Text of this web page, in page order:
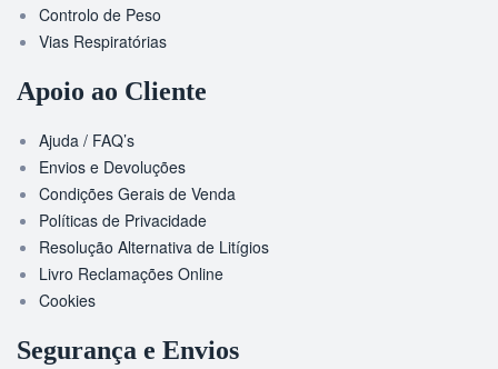
Controlo de Peso
Vias Respiratórias
Apoio ao Cliente
Ajuda / FAQ’s
Envios e Devoluções
Condições Gerais de Venda
Políticas de Privacidade
Resolução Alternativa de Litígios
Livro Reclamações Online
Cookies
Segurança e Envios